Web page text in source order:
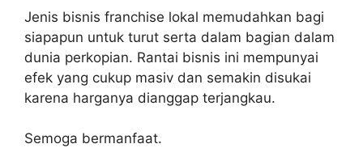
Jenis bisnis franchise lokal memudahkan bagi
siapapun untuk turut serta dalam bagian dalam
dunia perkopian. Rantai bisnis ini mempunyai
efek yang cukup masiv dan semakin disukai
karena harganya dianggap terjangkau.
Semoga bermanfaat.